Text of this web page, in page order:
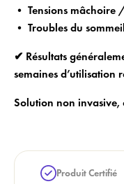
• Tensions mâchoire
• Troubles du sommeil
✔ Résultats
semaines d’utilisation
Solution non invasive,
Produit Certifié